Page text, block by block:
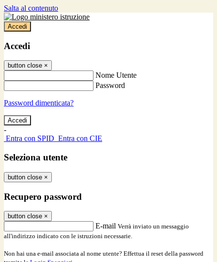
Salta al contenuto
Accedi
Accedi
button close ×
Nome Utente
Password
Password dimenticata?
-
Entra con SPID Entra con CIE
Seleziona utente
button close ×
Recupero password
button close ×
E-mail Verrà inviato un messaggio
all'indirizzo indicato con le istruzioni necessarie.
Non hai una e-mail associata al nome utente? Effettua il reset della password